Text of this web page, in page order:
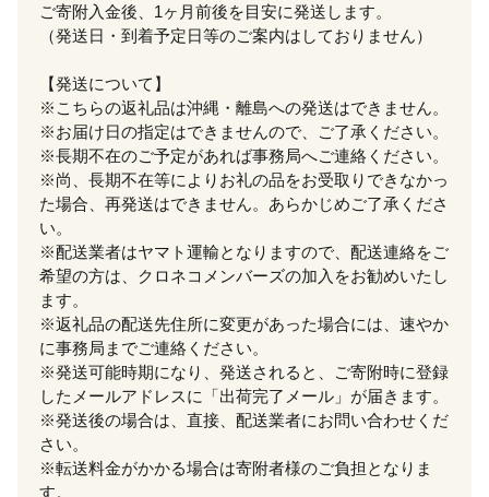
ご寄附入金後、1ヶ月前後を目安に発送します。
（発送日・到着予定日等のご案内はしておりません）
【発送について】
※こちらの返礼品は沖縄・離島への発送はできません。
※お届け日の指定はできませんので、ご了承ください。
※長期不在のご予定があれば事務局へご連絡ください。
※尚、長期不在等によりお礼の品をお受取りできなかっ
た場合、再発送はできません。あらかじめご了承くださ
い。
※配送業者はヤマト運輸となりますので、配送連絡をご
希望の方は、クロネコメンバーズの加入をお勧めいたし
ます。
※返礼品の配送先住所に変更があった場合には、速やか
に事務局までご連絡ください。
※発送可能時期になり、発送されると、ご寄附時に登録
したメールアドレスに「出荷完了メール」が届きます。
※発送後の場合は、直接、配送業者にお問い合わせくだ
さい。
※転送料金がかかる場合は寄附者様のご負担となりま
す。